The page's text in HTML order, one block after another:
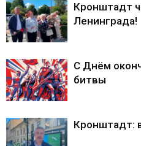
Кронштадт
Ленинграда!
С Днём
битвы
Кронштадт: